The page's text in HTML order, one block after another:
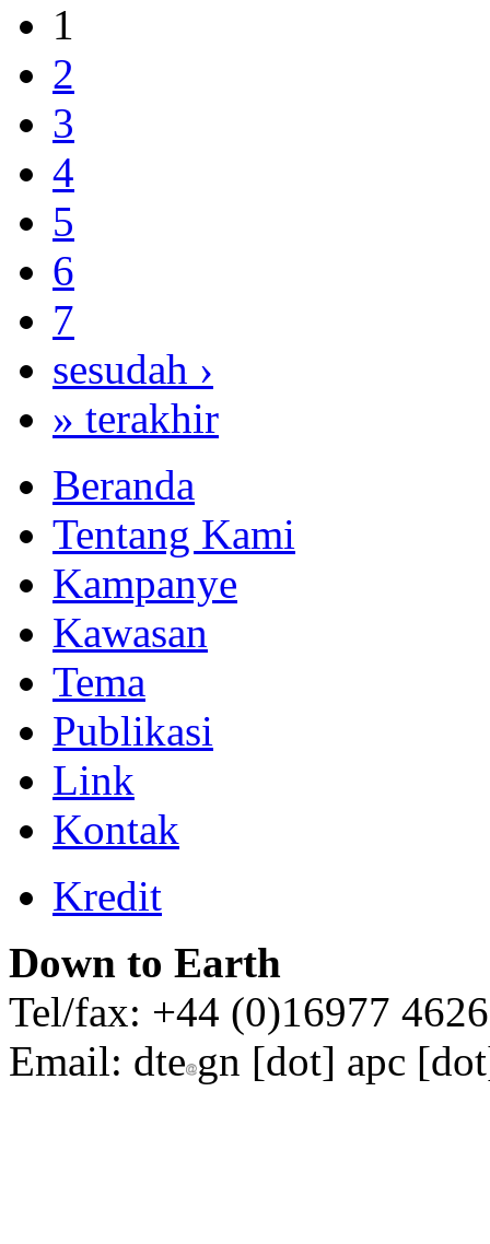
1
2
3
4
5
6
7
sesudah ›
» terakhir
Beranda
Tentang Kami
Kampanye
Kawasan
Tema
Publikasi
Link
Kontak
Kredit
Down to Earth
Tel/fax: +44 (0)16977
Email: dte gn [dot] apc